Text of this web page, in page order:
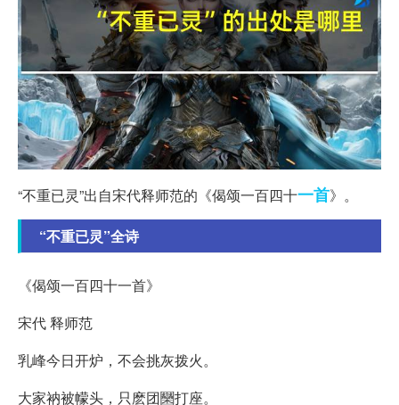
“不重已灵”出自宋代释师范的《偈颂一百四十一首》。
“不重已灵”全诗
《偈颂一百四十一首》
宋代 释师范
乳峰今日开炉，不会挑灰拨火。
大家衲被幪头，只麽团圞打座。